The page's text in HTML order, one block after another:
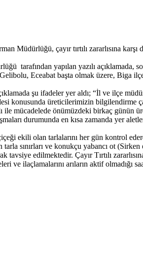
Müdürlüğü, çayır tırtılı zararlısına
tarafından yapılan yazılı açıklamada,
Eceabat başta olmak üzere, Biga
şu ifadeler yer aldı; “İl ve ilçe
konusunda üreticilerimizin bilgilendirme
ile mücadelede önümüzdeki birkaç
durumunda en kısa zamanda yer
ekili olan tarlalarını her gün kontrol
tarla sınırları ve konukçu yabancı ot
tavsiye edilmektedir. Çayır Tırtılı
ve ilaçlamalarını arıların aktif olmadığı